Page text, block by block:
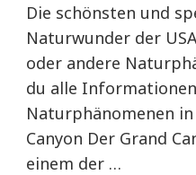
Die schönsten und
Naturwunder der
oder andere
du alle
Naturphänomenen in
Canyon Der Grand
einem der …